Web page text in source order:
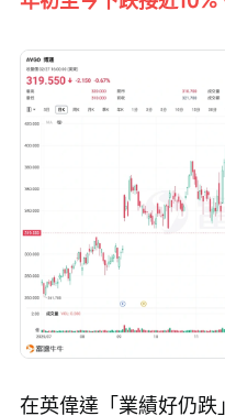
在英偉達「業績好仍